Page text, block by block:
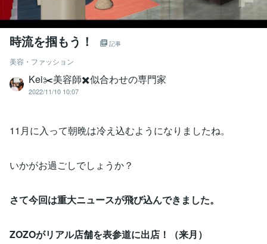
時流を掴もう！ 記事
美容・ファッション
Kei✂️美容師✖️似合わせの専門家
2022/11/10 10:07
11月に入って朝晩は冷え込むようになりましたね。
いかがお過ごしでしょうか？
さて今回は重大ニュースが飛び込んできました。
ZOZOがリアル店舗を表参道に出店！（来月）